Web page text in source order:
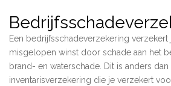
Een bedrijfsschadeverzekering
misgelopen winst door schade aan het
brand- en waterschade. Dit is anders dan
inventarisverzekering die je verzekert